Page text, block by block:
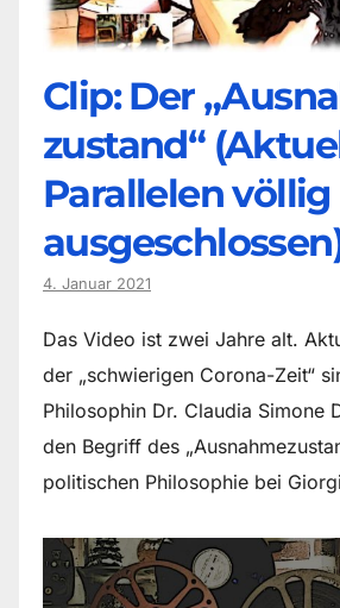
Clip: Der
zustand“
Parallelen völlig
4. Januar 2021
Das Video ist zwei Jahre alt.
der „schwierigen Corona-Zeit“
Philosophin Dr. Claudia Simone
den Begriff des
politischen Philosophie bei